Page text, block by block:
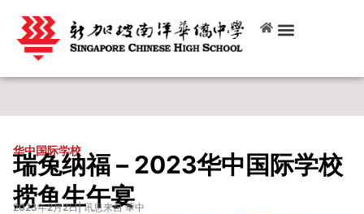
华中国际学校
瑞兔纳福 – 2023华中国际学校
捞鱼生午宴
2023年2月2日| 讯息来自 華中